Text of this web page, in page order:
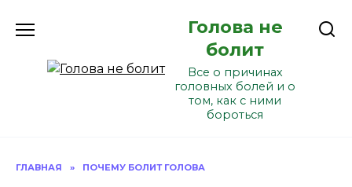
Голова не
болит
Все о причинах
головных болей и о
том, как с ними
бороться
ГЛАВНАЯ » ПОЧЕМУ БОЛИТ ГОЛОВА